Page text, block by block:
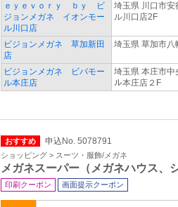
ｅｙｅｖｏｒｙ ｂｙ ビ
ジョンメガネ イオンモー
ル川口店
埼玉県 川口市
ル川口店2F
ビジョンメガネ 草加新田
店
埼玉県 草加市
ビジョンメガネ ビバモー
ル本庄店
埼玉県 本庄市
ル本庄店２F
おすすめ 申込No. 5078791
ショッピング > スーツ・服飾/メガネ
メガネスーパー（メガネハウス、
印刷クーポン 画面提示クーポン